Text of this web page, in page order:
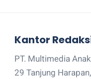
Kantor
PT. Multimedia
29 Tanjung